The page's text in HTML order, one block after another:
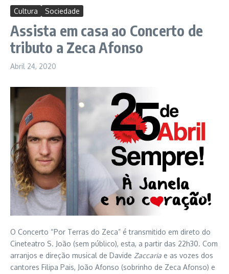
Cultura Sociedade
Assista em casa ao Concerto de
tributo a Zeca Afonso
Abril 24, 2020
O Concerto “Por Terras do Zeca” é transmitido em direto do
Cineteatro S. João (sem público), esta, a partir das 22h30. Com
arranjos e direção musical de Davide Zaccaria e as vozes dos
cantores Filipa Pais, João Afonso (sobrinho de Zeca Afonso) e